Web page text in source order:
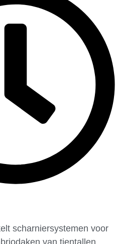
scharniersystemen voor
van tientallen